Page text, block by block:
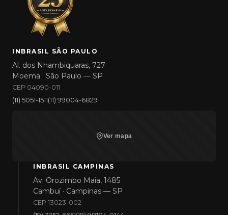
INBRASIL SÃO PAULO
Al. dos Nhambiquaras, 727
Moema · São Paulo — SP
CEP 04090-011
(11) 5051-1511(11) 99004-6829
Ver mapa
INBRASIL CAMPINAS
Av. Orozimbo Maia, 1485
Cambuí · Campinas — SP
CEP 13023-002